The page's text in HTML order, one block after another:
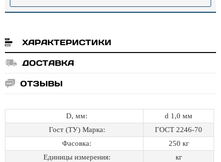
ХАРАКТЕРИСТИКИ
ДОСТАВКА
ОТЗЫВЫ
D, мм:
d 1,0 мм
Гост (ТУ) Марка:
ГОСТ 2246-70
Фасовка:
250 кг
Единицы измерения:
кг